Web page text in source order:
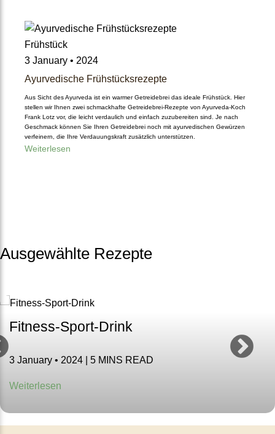
About Us
Unsere Reise
Qualität
Ökologisches
Verständnis
Ayurveda
Lifestyle
Frühstück
3 January • 2024
Ayurvedische Frühstücksrezepte
Aus Sicht des Ayurveda ist ein warmer Getreidebrei das ideale Frühstück. Hier
stellen wir Ihnen zwei schmackhafte Getreidebrei-Rezepte von Ayurveda-Koch
Frank Lotz vor, die leicht verdaulich und einfach zuzubereiten sind. Je nach
Geschmack können Sie Ihren Getreidebrei noch mit ayurvedischen Gewürzen
verfeinern, die Ihre Verdauungskraft zusätzlich unterstützen.
Weiterlesen
Ausgewählte Rezepte
Fitness-Sport-Drink
3 January • 2024 | 5 MINS READ
Weiterlesen